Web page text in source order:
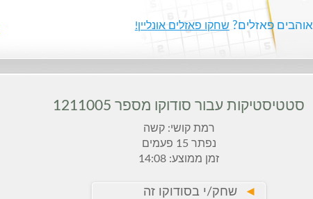
אוהבים פאזלים? שחקו פאזלים אונליין!
סטטיסטיקות עבור סודוקו מספר 1211005
רמת קושי: קשה
נפתר 15 פעמים
זמן ממוצע: 14:08
► שחק/י בסודוקו זה